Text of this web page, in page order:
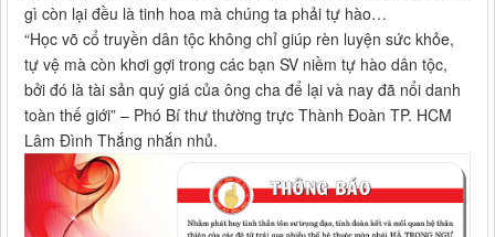
gì còn lại đều là tinh hoa mà chúng ta phải tự hào…
“Học võ cổ truyền dân tộc không chỉ giúp rèn luyện sức khỏe,
tự vệ mà còn khơi gợi trong các bạn SV niềm tự hào dân tộc,
bởi đó là tài sản quý giá của ông cha để lại và nay đã nổi danh
toàn thế giới” – Phó Bí thư thường trực Thành Đoàn TP. HCM
Lâm Đình Thắng nhắn nhủ.